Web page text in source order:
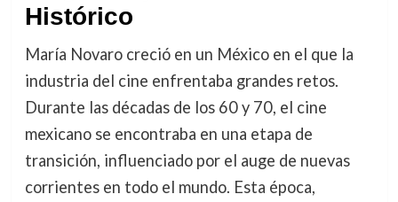
Histórico
María Novaro creció en un México en el que la
industria del cine enfrentaba grandes retos.
Durante las décadas de los 60 y 70, el cine
mexicano se encontraba en una etapa de
transición, influenciado por el auge de nuevas
corrientes en todo el mundo. Esta época,